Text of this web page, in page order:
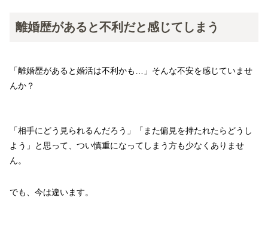
離婚歴があると不利だと感じてしまう
「離婚歴があると婚活は不利かも…」そんな不安を感じていませ
んか？
「相手にどう見られるんだろう」「また偏見を持たれたらどうし
よう」と思って、つい慎重になってしまう方も少なくありませ
ん。
でも、今は違います。